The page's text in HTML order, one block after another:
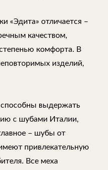
«Эдита» отличается –
качеством,
комфорта. В
изделий,
выдержать
с шубами Италии,
– шубы от
привлекательную
Все меха